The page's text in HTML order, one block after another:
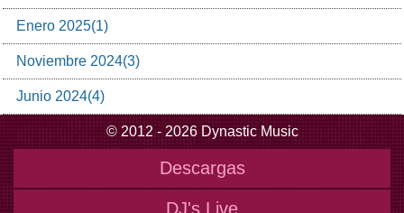
Enero 2025(1)
Noviembre 2024(3)
Junio 2024(4)
© 2012 - 2026 Dynastic Music
Descargas
DJ's Live